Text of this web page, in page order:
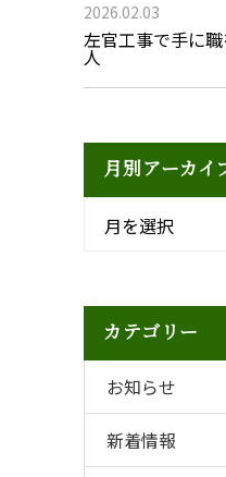
2026.02.03
左官工事で手に
人
月別アーカイ
月を選択
カテゴリー
お知らせ
新着情報